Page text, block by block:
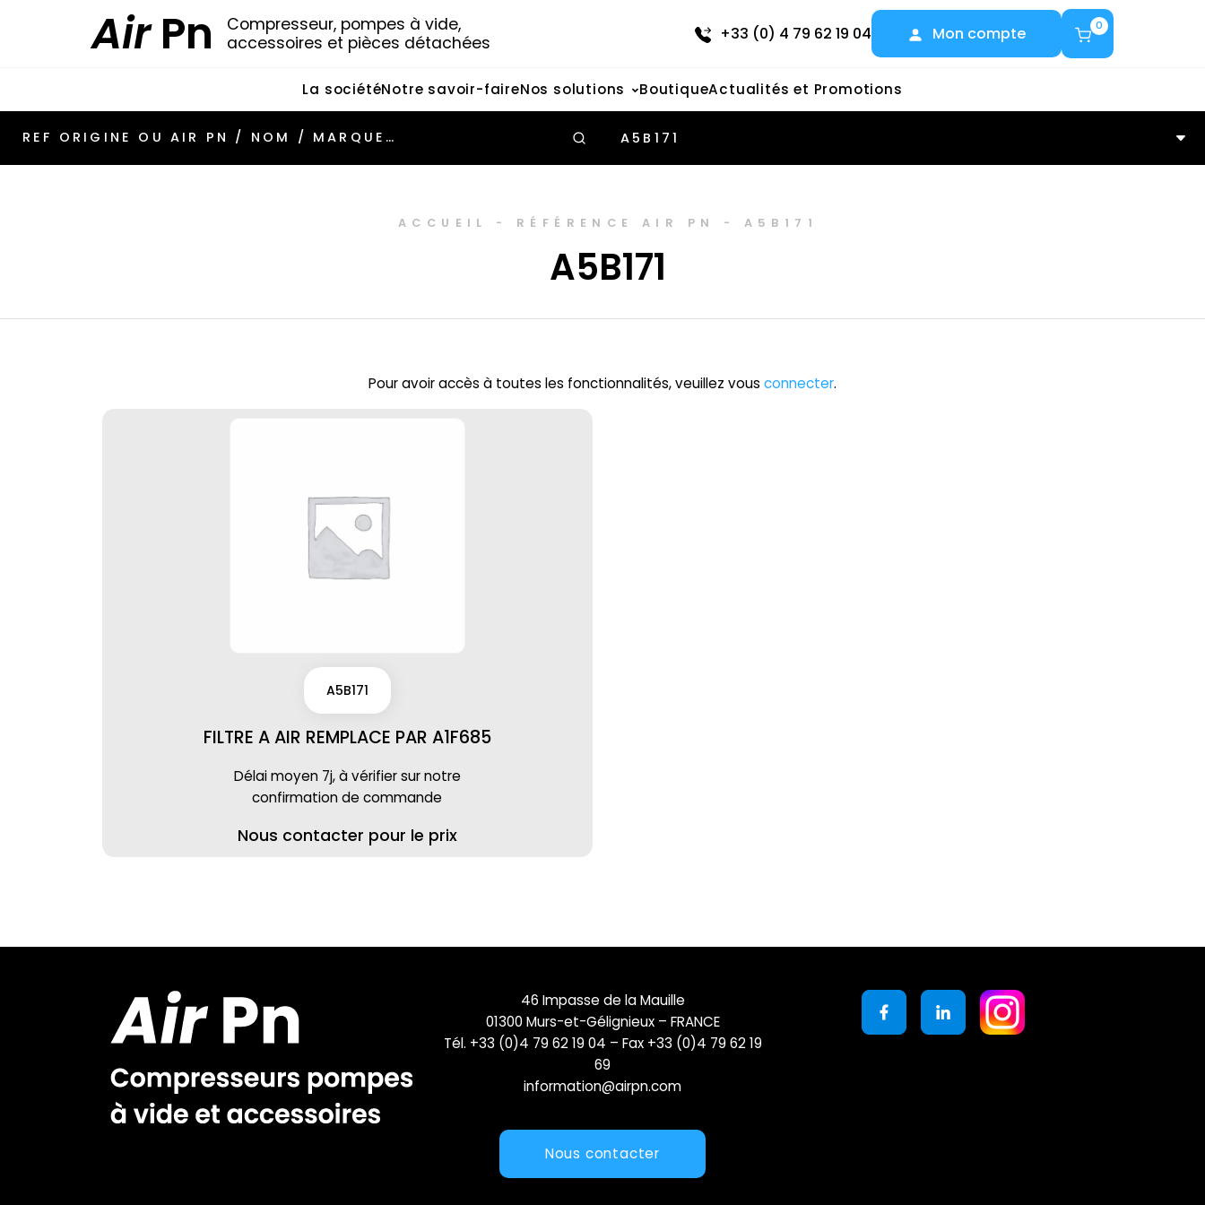
AirPn
Compresseur, pompes à vide,
accessoires et pièces détachées
+33 (0) 4 79 62 19 04 Mon compte 0
La sociétéNotre savoir-faireNos solutions BoutiqueActualités et Promotions
A5B171
ACCUEIL - RÉFÉRENCE AIR PN - A5B171
A5B171
Pour avoir accès à toutes les fonctionnalités, veuillez vous connecter.
A5B171
FILTRE A AIR REMPLACE PAR A1F685
Délai moyen 7j, à vérifier sur notre
confirmation de commande
Nous contacter pour le prix
46 Impasse de la Mauille
01300 Murs-et-Gélignieux – FRANCE
Tél. +33 (0)4 79 62 19 04 – Fax +33 (0)4 79 62 19
69
information@airpn.com
Nous contacter